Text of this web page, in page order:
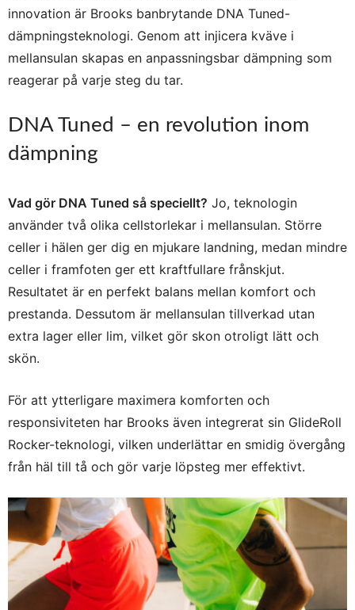
innovation är Brooks banbrytande DNA Tuned-
dämpningsteknologi. Genom att injicera kväve i
mellansulan skapas en anpassningsbar dämpning som
reagerar på varje steg du tar.
DNA Tuned – en revolution inom
dämpning
Vad gör DNA Tuned så speciellt? Jo, teknologin
använder två olika cellstorlekar i mellansulan. Större
celler i hälen ger dig en mjukare landning, medan mindre
celler i framfoten ger ett kraftfullare frånskjut.
Resultatet är en perfekt balans mellan komfort och
prestanda. Dessutom är mellansulan tillverkad utan
extra lager eller lim, vilket gör skon otroligt lätt och
skön.
För att ytterligare maximera komforten och
responsiviteten har Brooks även integrerat sin GlideRoll
Rocker-teknologi, vilken underlättar en smidig övergång
från häl till tå och gör varje löpsteg mer effektivt.